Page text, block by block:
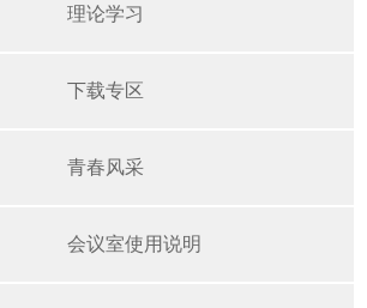
理论学习
下载专区
青春风采
会议室使用说明